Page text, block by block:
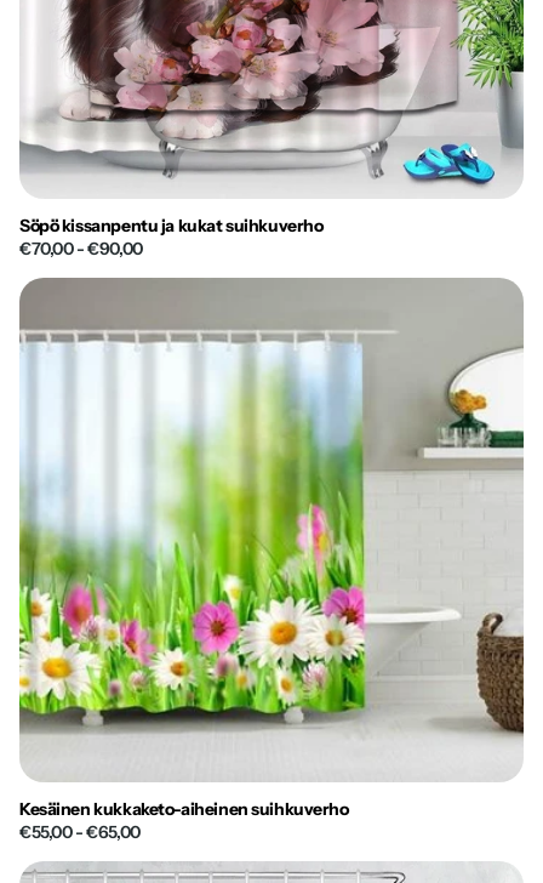
Söpö kissanpentu ja kukat suihkuverho
€70,00- €90,00
Kesäinen kukkaketo-aiheinen suihkuverho
€55,00- €65,00